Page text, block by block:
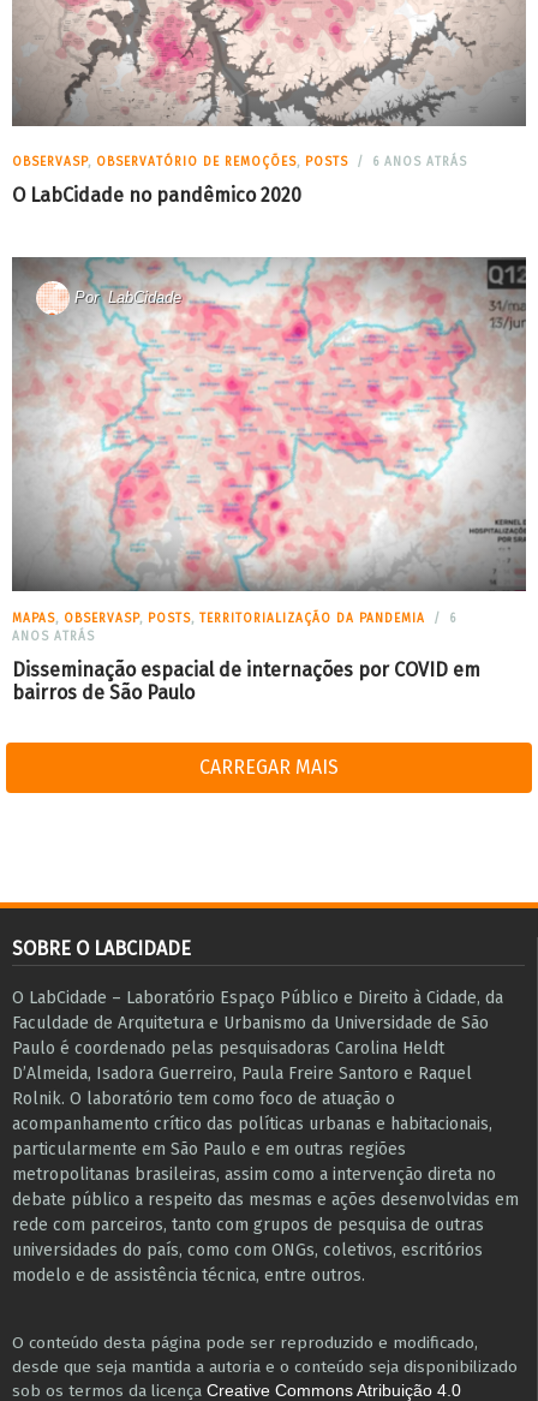
OBSERVASP, OBSERVATÓRIO DE REMOÇÕES, POSTS 6 ANOS ATRÁS
O LabCidade no pandêmico 2020
PorLabCidade
MAPAS, OBSERVASP, POSTS, TERRITORIALIZAÇÃO DA PANDEMIA
6
ANOS ATRÁS
Disseminação espacial de internações por COVID em
bairros de São Paulo
CARREGAR MAIS
SOBRE O LABCIDADE
O LabCidade – Laboratório Espaço Público e Direito à Cidade, da
Faculdade de Arquitetura e Urbanismo da Universidade de São
Paulo é coordenado pelas pesquisadoras Carolina Heldt
D’Almeida, Isadora Guerreiro, Paula Freire Santoro e Raquel
Rolnik. O laboratório tem como foco de atuação o
acompanhamento crítico das políticas urbanas e habitacionais,
particularmente em São Paulo e ​em outras regiões
metropolitanas brasileiras, assim como a intervenção direta no
debate público a respeito das mesmas e ações desenvolvidas em
r​e​de com parceiros, tanto com grupos de pesquisa ​de outras
universidades do país, como com ONGs, coletivos, escritórios
modelo e de assistência técnica​, entre outros​.
O conteúdo desta página pode ser reproduzido e modificado,
desde que seja mantida a autoria e o conteúdo seja disponibilizado
sob os termos da licença Creative Commons Atribuição 4.0